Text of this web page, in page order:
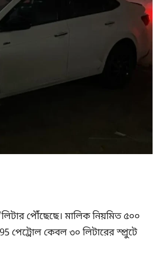
পৌঁছেছে। মালিক নিয়মিত ৫০০
পেট্রোল কেবল ৩০ লিটারের স্প্রুটে